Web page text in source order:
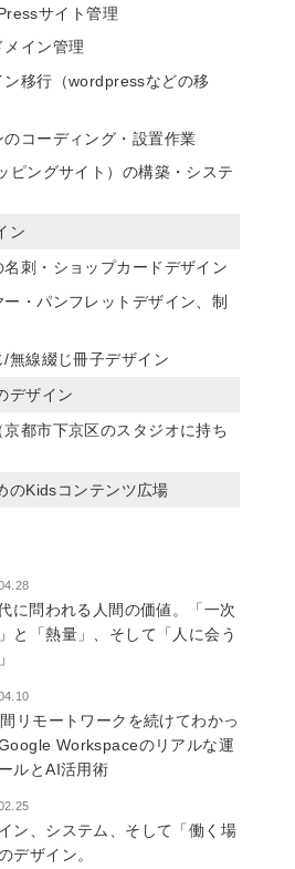
サイト管理
イン管理
移行（wordpressなどの移
コーディング・設置作業
ピングサイト）の構築・システ
ン
刺・ショップカードデザイン
・パンフレットデザイン、制
無線綴じ冊子デザイン
デザイン
都市下京区のスタジオに持ち
のKidsコンテンツ広場
に問われる人間の価値。「一次
と「熱量」、そして「人に会う
リモートワークを続けてわかっ
Workspaceのリアルな運
ルとAI活用術
ン、システム、そして「働く場
デザイン。